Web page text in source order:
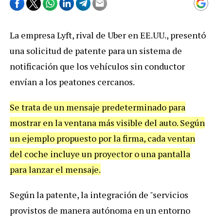
La empresaLyft, rival de Uber enEE.UU., presentó
una solicitud de patente paraun sistema de
notificación que los vehículos sin conductor
envían alos peatones cercanos.
Se trata de un mensaje predeterminado para
mostrar enlaventana más visible del auto. Según
un ejemplo propuesto porlafirma, cadaventan
del coche incluye un proyector ouna pantalla
paralanzar el mensaje.
Segúnla patente,la integración de "servicios
provistos de manera autónoma enun entorno